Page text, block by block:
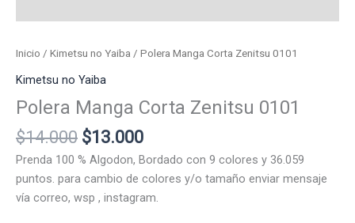
Inicio / Kimetsu no Yaiba / Polera Manga Corta Zenitsu 0101
Kimetsu no Yaiba
Polera Manga Corta Zenitsu 0101
$14.000 El
precio
original
era:
$13.000El
precio
actual
es:
Prenda 100 % Algodon, Bordado con 9 colores y 36.059
puntos. para cambio de colores y/o tamaño enviar mensaje
vía correo, wsp , instagram.